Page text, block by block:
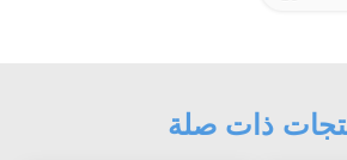
ذات صلة